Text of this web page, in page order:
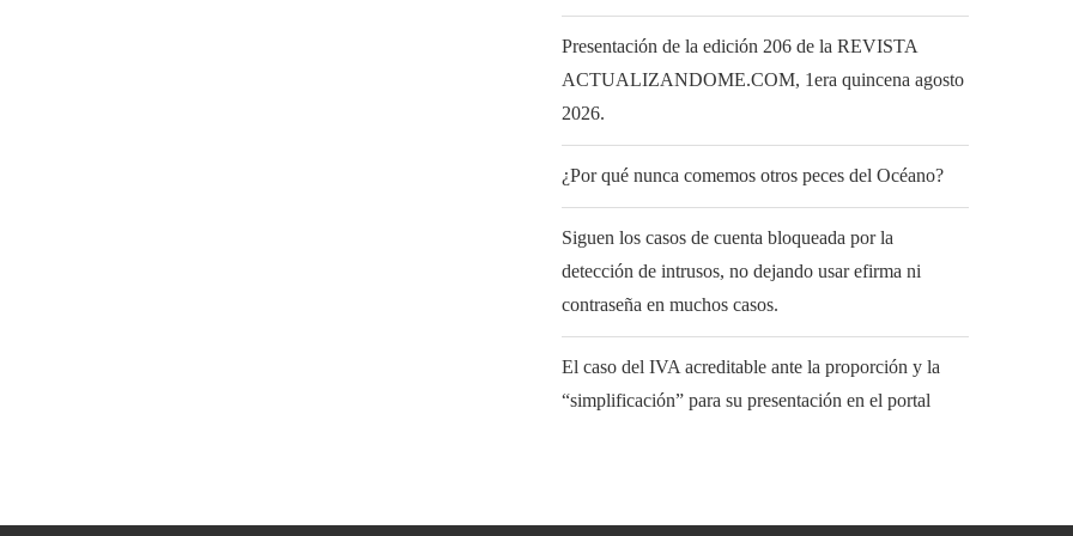
Presentación de la edición 206 de la REVISTA
ACTUALIZANDOME.COM, 1era quincena agosto
2026.
¿Por qué nunca comemos otros peces del Océano?
Siguen los casos de cuenta bloqueada por la
detección de intrusos, no dejando usar efirma ni
contraseña en muchos casos.
El caso del IVA acreditable ante la proporción y la
“simplificación” para su presentación en el portal